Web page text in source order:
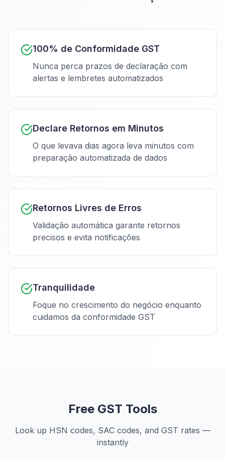
100% de Conformidade GST
Nunca perca prazos de declaração com
alertas e lembretes automatizados
Declare Retornos em Minutos
O que levava dias agora leva minutos com
preparação automatizada de dados
Retornos Livres de Erros
Validação automática garante retornos
precisos e evita notificações
Tranquilidade
Foque no crescimento do negócio enquanto
cuidamos da conformidade GST
Free GST Tools
Look up HSN codes, SAC codes, and GST rates —
instantly